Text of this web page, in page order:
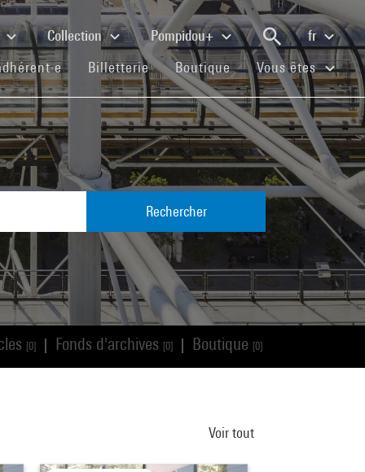
Collection Pompidou+
fr
(current)Billetterie(current)Boutique(current)Vous êtes
Rechercher
[0] Fonds d'archives [0] Boutique [0]
Voir tout